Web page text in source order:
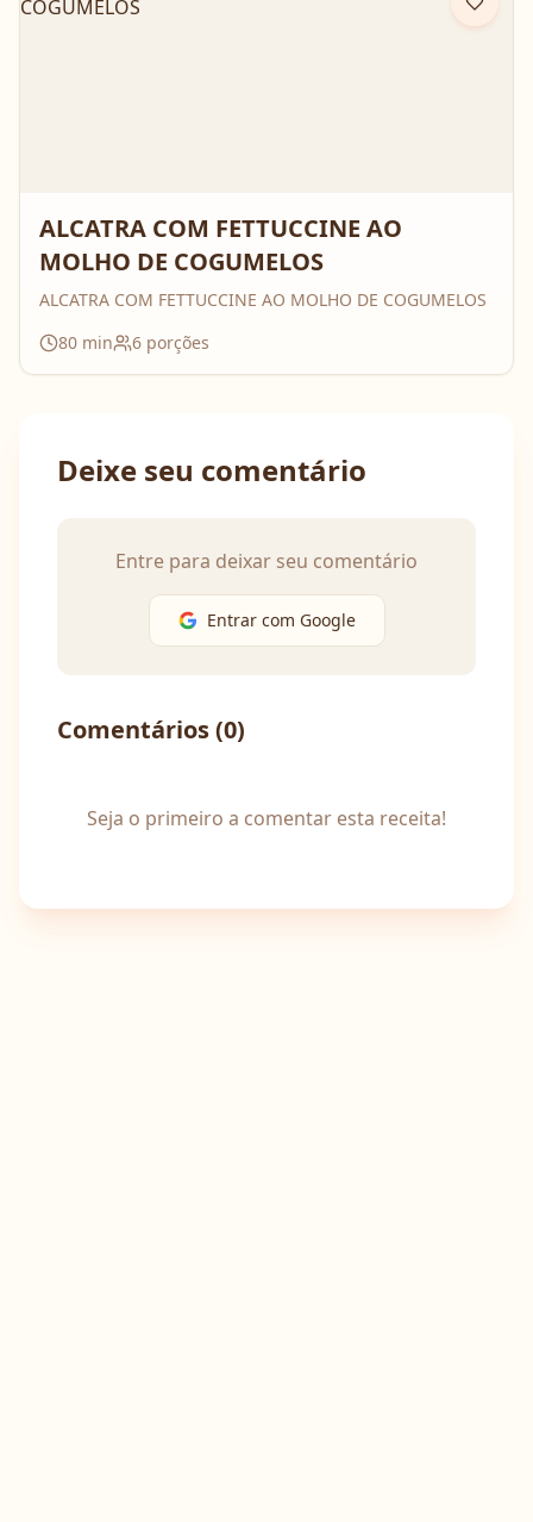
ALCATRA COM FETTUCCINE AO
MOLHO DE COGUMELOS
ALCATRA COM FETTUCCINE AO MOLHO DE COGUMELOS
80 min 6 porções
Deixe seu comentário
Entre para deixar seu comentário
Entrar com Google
Comentários (0)
Seja o primeiro a comentar esta receita!